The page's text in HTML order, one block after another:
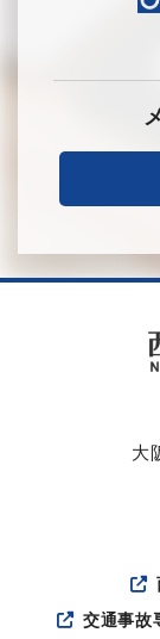
大
交通事故